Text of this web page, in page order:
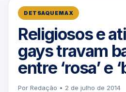
DETSAQUEMAX
Religiosos e
gays travam
entre ‘rosa’ e
Por Redação • 2 de julho de 2014